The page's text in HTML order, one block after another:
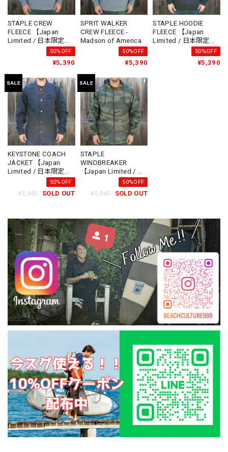
STAPLE CREW
FLEECE 【Japan
Limited / 日本限定モ
デル】 -Madson of
50%OFF
¥5,390
SPRIT WALKER
CREW FLEECE -
Madson of America
50%OFF
¥5,390
STAPLE HOODIE
FLEECE 【Japan
Limited / 日本限定モ
デル】 -Madson of
50%OFF
¥5,390
KEYSTONE COACH
JACKET 【Japan
Limited / 日本限定モ
デル】 -Madson of
50%OFF
¥5,940 SOLD OUT
STAPLE
WINDBREAKER
【Japan Limited / 日
本限定モデル】 -
Madson of America
50%OFF
¥5,940 SOLD OUT